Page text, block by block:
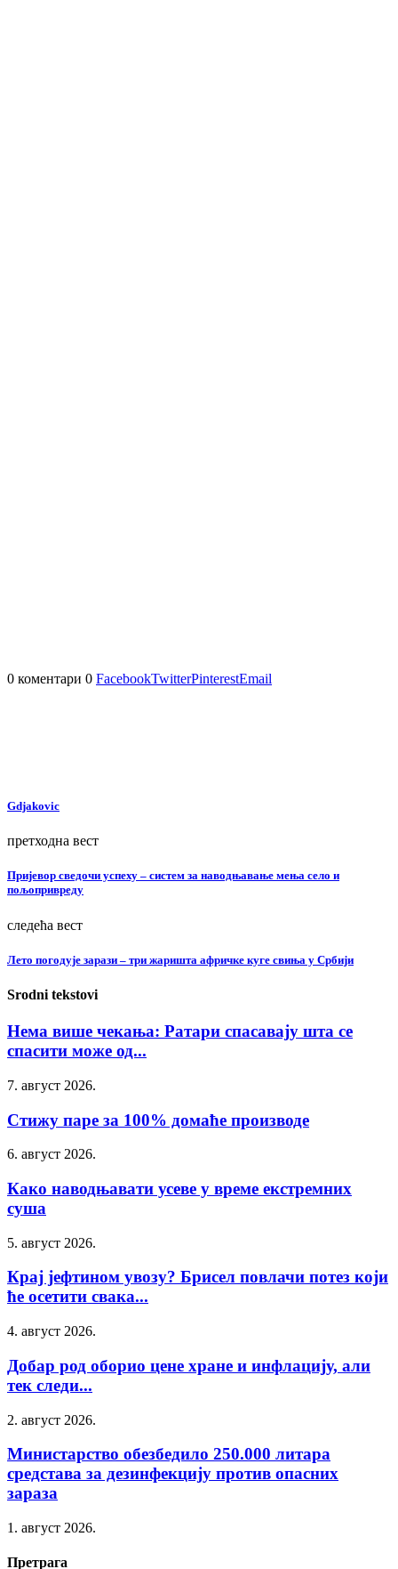
0 коментари 0 FacebookTwitterPinterestEmail
Gdjakovic
претходна вест
Пријевор сведочи успеху – систем за наводњавање мења село и
пољопривреду
следећа вест
Лето погодује зарази – три жаришта афричке куге свиња у Србији
Srodni tekstovi
Нема више чекања: Ратари спасавају шта се
спасити може од...
7. август 2026.
Стижу паре за 100% домаће производе
6. август 2026.
Како наводњавати усеве у време екстремних
суша
5. август 2026.
Крај јефтином увозу? Брисел повлачи потез који
ће осетити свака...
4. август 2026.
Добар род оборио цене хране и инфлацију, али
тек следи...
2. август 2026.
Министарство обезбедило 250.000 литара
средстава за дезинфекцију против опасних
зараза
1. август 2026.
Претрага